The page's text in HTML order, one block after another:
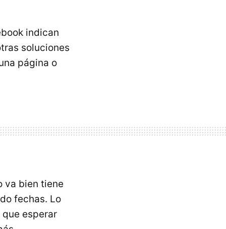
indican
soluciones
página o
va bien tiene
fechas. Lo
esperar